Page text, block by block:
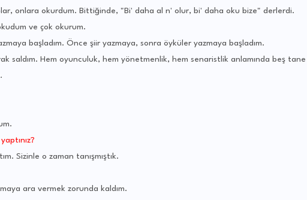
onlara okurdum. Bittiğinde, "Bi' daha al n' olur, bi' daha oku bize" derlerdi.
ve çok okurum.
başladım. Önce şiir yazmaya, sonra öyküler yazmaya başladım.
saldım. Hem oyunculuk, hem yönetmenlik, hem senaristlik anlamında beş tane
Sizinle o zaman tanışmıştık.
ara vermek zorunda kaldım.